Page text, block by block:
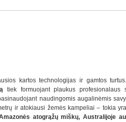
kartos technologijas ir gamtos
tiek formuojant plaukus profesionalaus
naudingomis augalinėmis
ir atokiausi žemės kampeliai – tokia
atogrąžų miškų, Australijoje